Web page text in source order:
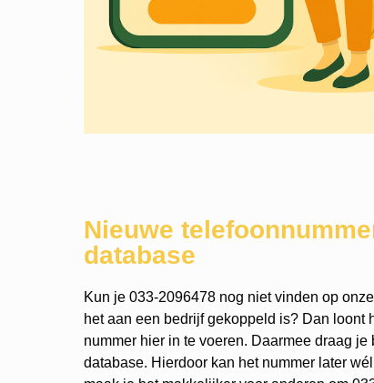
Nieuwe
database
Kun je 033-2096478 nog niet vinden op
het aan een bedrijf gekoppeld is? Dan loont
nummer hier in te voeren. Daarmee draag
database. Hierdoor kan het nummer later